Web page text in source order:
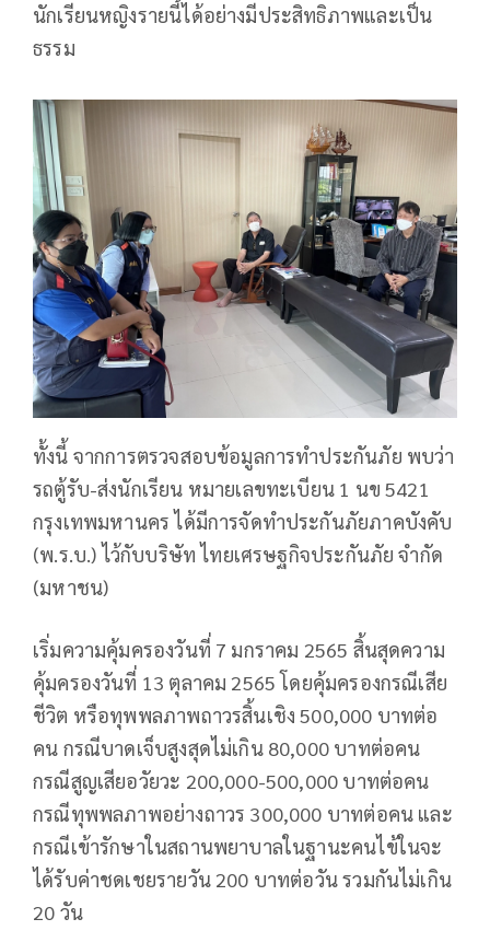
นักเรียนหญิงรายนี้ได้อย่างมีประสิทธิภาพและเป็น
ธรรม
ทั้งนี้ จากการตรวจสอบข้อมูลการทำประกันภัย พบว่า
รถตู้รับ-ส่งนักเรียน หมายเลขทะเบียน 1 นข 5421
กรุงเทพมหานคร ได้มีการจัดทำประกันภัยภาคบังคับ
(พ.ร.บ.) ไว้กับบริษัท ไทยเศรษฐกิจประกันภัย จำกัด
(มหาชน)
เริ่มความคุ้มครองวันที่ 7 มกราคม 2565 สิ้นสุดความ
คุ้มครองวันที่ 13 ตุลาคม 2565 โดยคุ้มครองกรณีเสีย
ชีวิต หรือทุพพลภาพถาวรสิ้นเชิง 500,000 บาทต่อ
คน กรณีบาดเจ็บสูงสุดไม่เกิน 80,000 บาทต่อคน
กรณีสูญเสียอวัยวะ 200,000-500,000 บาทต่อคน
กรณีทุพพลภาพอย่างถาวร 300,000 บาทต่อคน และ
กรณีเข้ารักษาในสถานพยาบาลในฐานะคนไข้ในจะ
ได้รับค่าชดเชยรายวัน 200 บาทต่อวัน รวมกันไม่เกิน
20 วัน